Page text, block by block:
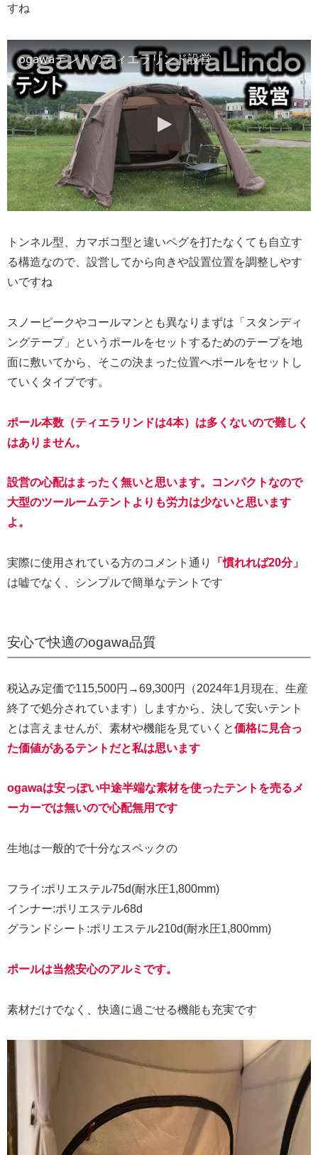
すね
ogawaテントのティエラリンド設営
トンネル型、カマボコ型と違いペグを打たなくても自立す
る構造なので、設営してから向きや設置位置を調整しやす
いですね
スノーピークやコールマンとも異なりまずは「スタンディ
ングテープ」というポールをセットするためのテープを地
面に敷いてから、そこの決まった位置へポールをセットし
ていくタイプです。
ポール本数（ティエラリンドは4本）は多くないので難しく
はありません。
設営の心配はまったく無いと思います。コンパクトなので
大型のツールームテントよりも労力は少ないと思います
よ。
実際に使用されている方のコメント通り
「慣れれば20分」
は嘘でなく、シンプルで簡単なテントです
安心で快適のogawa品質
税込み定価で115,500円→69,300円（2024年1月現在、生産
終了で処分されています）しますから、決して安いテント
とは言えませんが、素材や機能を見ていくと価格に見合っ
た価値があるテントだと私は思います
ogawaは安っぽい中途半端な素材を使ったテントを売るメ
ーカーでは無いので心配無用です
生地は一般的で十分なスペックの
フライ:ポリエステル75d(耐水圧1,800mm)
インナー:ポリエステル68d
グランドシート:ポリエステル210d(耐水圧1,800mm)
ポールは当然安心のアルミです。
素材だけでなく、快適に過ごせる機能も充実です